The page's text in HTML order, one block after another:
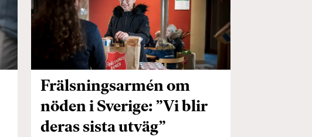
Frälsningsarmén om
nöden i Sverige: ”Vi blir
deras sista utväg”